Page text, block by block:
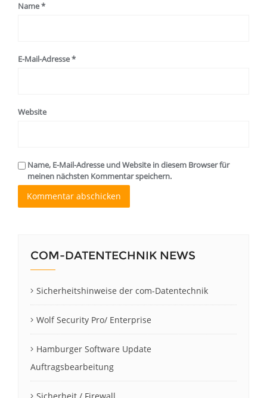
Name*
E-Mail-Adresse*
Website
Name, E-Mail-Adresse und Website in diesem Browser für
meinen nächsten Kommentar speichern.
COM-DATENTECHNIK NEWS
Sicherheitshinweise der com-Datentechnik
Wolf Security Pro/ Enterprise
Hamburger Software Update
Auftragsbearbeitung